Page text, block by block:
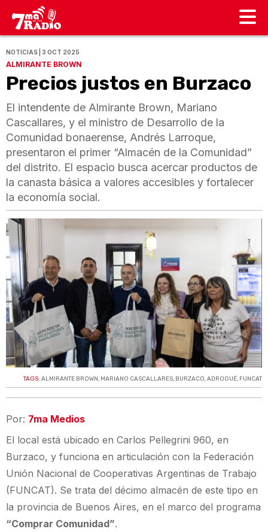
NOTICIAS | 3 OCT 2025
ALMIRANTE BROWN
Precios justos en Burzaco
El intendente de Almirante Brown, Mariano
Cascallares, y el ministro de Desarrollo de la
Comunidad bonaerense, Andrés Larroque,
presentaron el primer “Almacén de la Comunidad”
del distrito. El espacio busca acercar productos de
la canasta básica a valores accesibles y fortalecer
la economía social.
TAGS: ALMIRANTE BROWN, MARIANO CASCALLARES, BURZACO,ADROGUÉ, FUNCAT
Por: 7ma Medios
El local está ubicado en Carlos Pellegrini 960, en
Burzaco, y funciona en articulación con la Federación
Unión Nacional de Cooperativas Argentinas de Trabajo
(FUNCAT). Se trata del décimo almacén de este tipo en
la provincia de Buenos Aires, en el marco del programa
“Comprar Comunidad”.